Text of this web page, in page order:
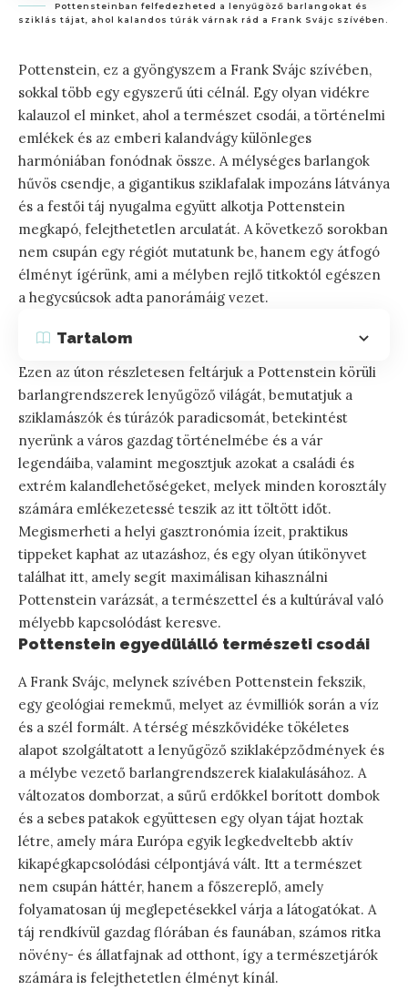
Pottensteinban felfedezheted a lenyűgöző barlangokat és
sziklás tájat, ahol kalandos túrák várnak rád a Frank Svájc szívében.
Pottenstein, ez a gyöngyszem a Frank Svájc szívében,
sokkal több egy egyszerű úti célnál. Egy olyan vidékre
kalauzol el minket, ahol a természet csodái, a történelmi
emlékek és az emberi kalandvágy különleges
harmóniában fonódnak össze. A mélységes barlangok
hűvös csendje, a gigantikus sziklafalak impozáns látványa
és a festői táj nyugalma együtt alkotja Pottenstein
megkapó, felejthetetlen arculatát. A következő sorokban
nem csupán egy régiót mutatunk be, hanem egy átfogó
élményt ígérünk, ami a mélyben rejlő titkoktól egészen
a hegycsúcsok adta panorámáig vezet.
Tartalom
Ezen az úton részletesen feltárjuk a Pottenstein körüli
barlangrendszerek lenyűgöző világát, bemutatjuk a
sziklamászók és túrázók paradicsomát, betekintést
nyerünk a város gazdag történelmébe és a vár
legendáiba, valamint megosztjuk azokat a családi és
extrém kalandlehetőségeket, melyek minden korosztály
számára emlékezetessé teszik az itt töltött időt.
Megismerheti a helyi gasztronómia ízeit, praktikus
tippeket kaphat az utazáshoz, és egy olyan útikönyvet
találhat itt, amely segít maximálisan kihasználni
Pottenstein varázsát, a természettel és a kultúrával való
mélyebb kapcsolódást keresve.
Pottenstein egyedülálló természeti csodái
A Frank Svájc, melynek szívében Pottenstein fekszik,
egy geológiai remekmű, melyet az évmilliók során a víz
és a szél formált. A térség mészkővidéke tökéletes
alapot szolgáltatott a lenyűgöző sziklaképződmények és
a mélybe vezető barlangrendszerek kialakulásához. A
változatos domborzat, a sűrű erdőkkel borított dombok
és a sebes patakok együttesen egy olyan tájat hoztak
létre, amely mára Európa egyik legkedveltebb aktív
kikapégkapcsolódási célpontjává vált. Itt a természet
nem csupán háttér, hanem a főszereplő, amely
folyamatosan új meglepetésekkel várja a látogatókat. A
táj rendkívül gazdag flórában és faunában, számos ritka
növény- és állatfajnak ad otthont, így a természetjárók
számára is felejthetetlen élményt kínál.